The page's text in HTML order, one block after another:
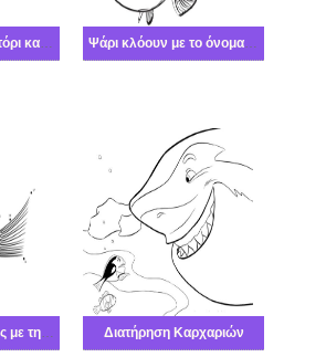
Χαρούμενο ψάρι ντόρι και θλιμμένο μάρλιν Ψάρι κλόουν με το όνομα Νέμο
Συνδέστε τις τελείες με τη σωστή σειρά και Συν Διατήρηση Καρχαριών